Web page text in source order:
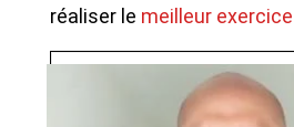
réaliser le meilleur